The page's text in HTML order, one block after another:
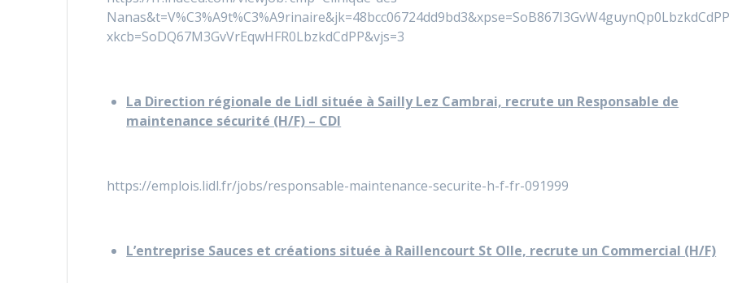
xkcb=SoDQ67M3GvVrEqwHFR0LbzkdCdPP&vjs=3
La Direction régionale de Lidl située à Sailly Lez Cambrai, recrute un Responsable de
maintenance sécurité (H/F) – CDI
https://emplois.lidl.fr/jobs/responsable-maintenance-securite-h-f-fr-091999
L’entreprise Sauces et créations située à Raillencourt St Olle, recrute un Commercial (H/F)